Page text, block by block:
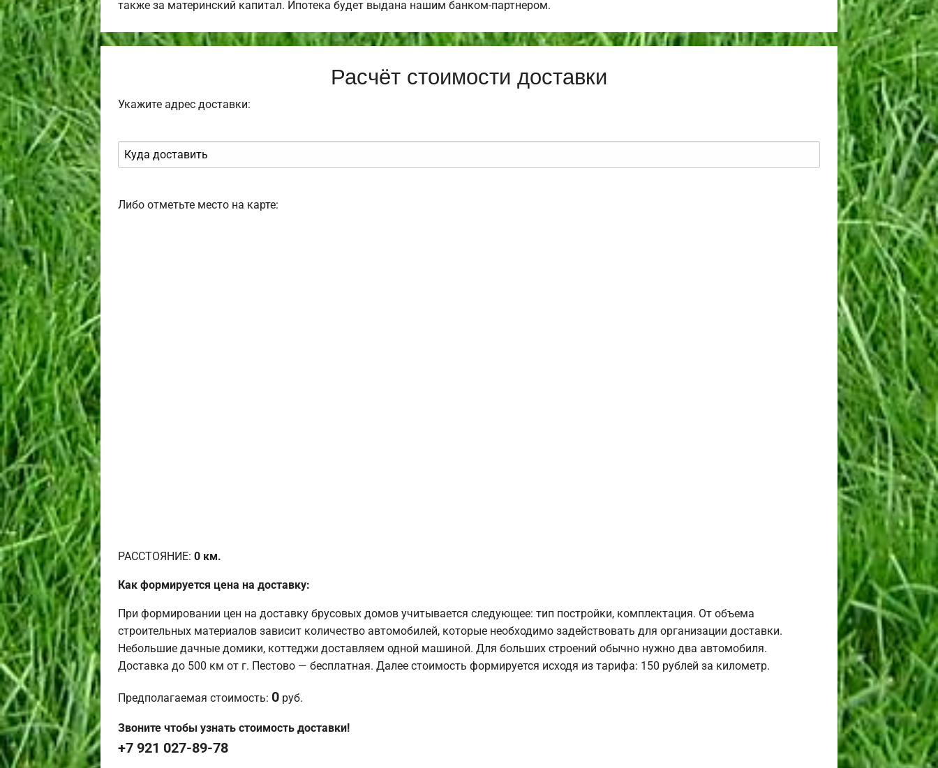
также за материнский капитал. Ипотека будет выдана нашим банком-партнером.
Расчёт стоимости доставки
Укажите адрес доставки:
Либо отметьте место на карте:
РАССТОЯНИЕ: 0 км.
Как формируется цена на доставку:
При формировании цен на доставку брусовых домов учитывается следующее: тип постройки, комплектация. От объема
строительных материалов зависит количество автомобилей, которые необходимо задействовать для организации доставки.
Небольшие дачные домики, коттеджи доставляем одной машиной. Для больших строений обычно нужно два автомобиля.
Доставка до 500 км от г. Пестово — бесплатная. Далее стоимость формируется исходя из тарифа: 150 рублей за километр.
Предполагаемая стоимость: 0 руб.
Звоните чтобы узнать стоимость доставки!
+7 921 027-89-78